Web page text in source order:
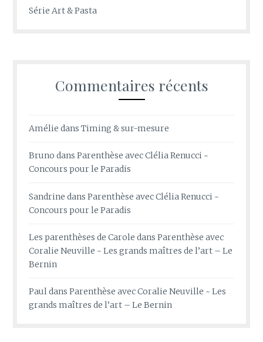
Série Art & Pasta
Commentaires récents
Amélie dansTiming & sur-mesure
Bruno dansParenthèse avec Clélia Renucci ~
Concours pour le Paradis
Sandrine dansParenthèse avec Clélia Renucci ~
Concours pour le Paradis
Les parenthèses de Carole dansParenthèse avec
Coralie Neuville ~ Les grands maîtres de l’art – Le
Bernin
PauldansParenthèse avec Coralie Neuville ~ Les
grands maîtres de l’art – Le Bernin